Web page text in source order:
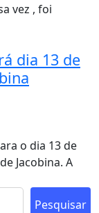
vez , foi
dia 13 de
o dia 13 de
Jacobina. A
Pesquisar